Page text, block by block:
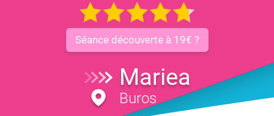
Séance découverte à 19€ ?
Mariea
Buros